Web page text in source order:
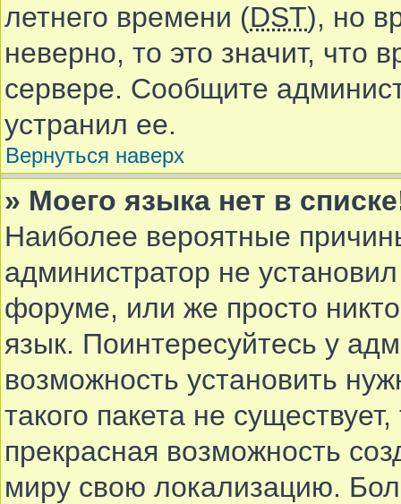
летнего времени (DST), но
неверно, то это значит, что
сервере. Сообщите
устранил ее.
Вернуться наверх
» Моего языка нет в
Наиболее вероятные
администратор не
форуме, или же просто
язык. Поинтересуйтесь у
возможность установить
такого пакета не
прекрасная возможность
миру свою локализацию.